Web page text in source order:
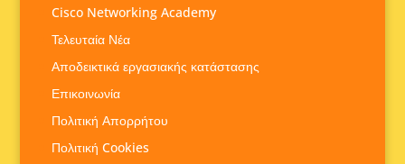
Cisco Networking Academy
Τελευταία Νέα
Αποδεικτικά εργασιακής κατάστασης
Επικοινωνία
Πολιτική Απορρήτου
Πολιτική Cookies